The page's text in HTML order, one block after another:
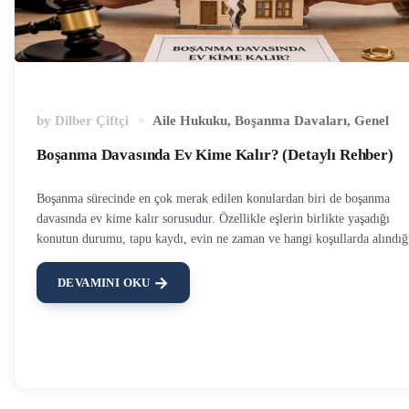
by Dilber Çiftçi Aile Hukuku, Boşanma Davaları, Genel
Boşanma Davasında Ev Kime Kalır? (Detaylı Rehber)
Boşanma sürecinde en çok merak edilen konulardan biri de boşanma
davasında ev kime kalır sorusudur. Özellikle eşlerin birlikte yaşadığı
konutun durumu, tapu kaydı, evin ne zaman ve hangi koşullarda
evin kime kalacağını hukuki açıdan açık ve anlaşılır şekilde ele
Boşanma davası hakkında daha detaylı bilgi için, “Boşanma davası açma
DEVAMINI OKU